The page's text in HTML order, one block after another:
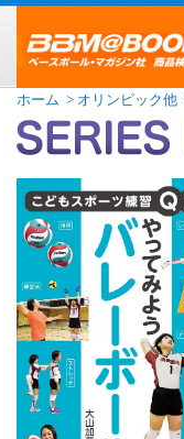
ホーム > オリンピック他